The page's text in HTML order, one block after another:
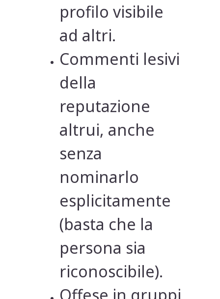
profilo visibile
ad altri.
Commenti lesivi
della
reputazione
altrui, anche
senza
nominarlo
esplicitamente
(basta che la
persona sia
riconoscibile).
Offese in gruppi